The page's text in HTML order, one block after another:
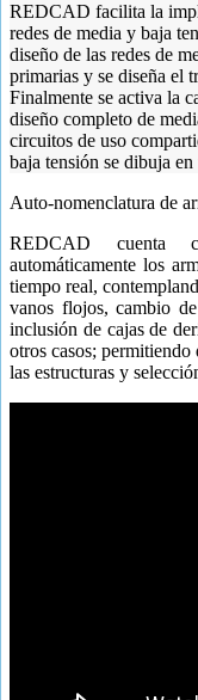
REDCAD facilita la
redes de media y baja
diseño de las redes de
primarias y se diseña el
Finalmente se activa la
diseño completo de
circuitos de uso
baja tensión se dibuja
Auto-nomenclatura de
REDCAD cuenta
automáticamente los
tiempo real,
vanos flojos, cambio
inclusión de cajas de
otros casos; permitiendo
las estructuras y